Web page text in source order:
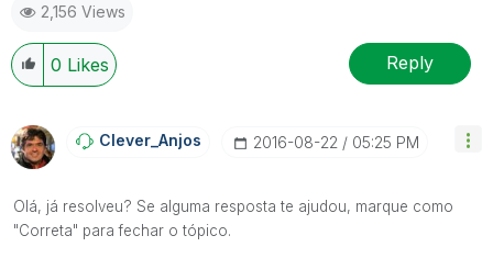
2,156 Views
0 Likes Reply
Clever_Anjos ‎2016-08-22 05:25 PM
Olá, já resolveu? Se alguma resposta te ajudou, marque como
"Correta" para fechar o tópico.